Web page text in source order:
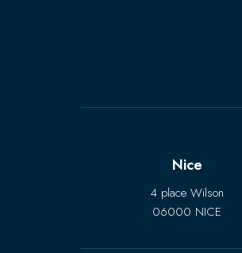
Nice
4 place Wilson
06000 NICE